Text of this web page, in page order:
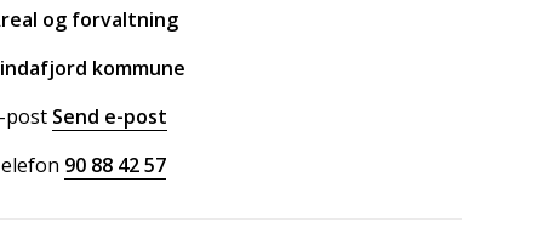
og forvaltning
kommune
post Send e-post
90 88 42 57